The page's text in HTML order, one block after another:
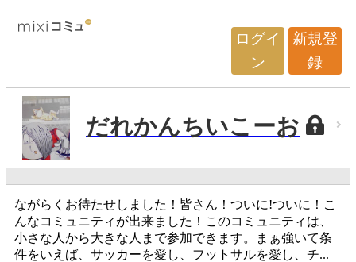
ログイ
ン
新規登
録
だれかんちいこーお
ながらくお待たせしました！皆さん！ついに!ついに！こ
んなコミュニティが出来ました！このコミュニティは、
小さな人から大きな人まで参加できます。まぁ強いて条
件をいえば、サッカーを愛し、フットサルを愛し、チ...